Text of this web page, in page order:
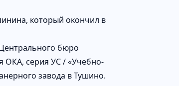
который окончил в
бюро
ОКА, серия УС / «Учебно-
завода в Тушино.